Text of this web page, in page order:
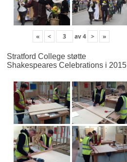
« < av4 > »
Stratford College støtte
Shakespeares Celebrations i 2015